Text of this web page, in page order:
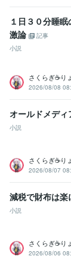
１日３０分睡
激論
記事
小説
さくらぎ☕り
2026/08/08
オールドメデ
小説
さくらぎ☕り
2026/08/07
減税で財布は楽
小説
さくらぎ☕り
2026/08/06